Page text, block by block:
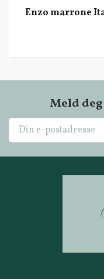
Enzo marrone
Meld